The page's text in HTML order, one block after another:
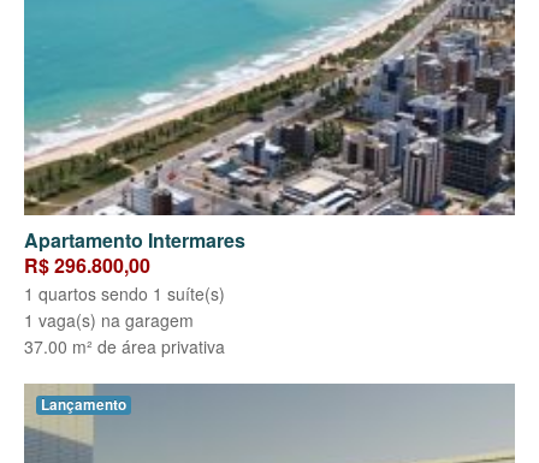
Apartamento Intermares
R$ 296.800,00
1 quartos sendo 1 suíte(s)
1 vaga(s) na garagem
37.00 m² de área privativa
Lançamento